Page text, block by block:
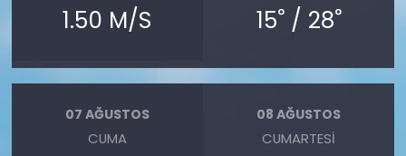
1.50 M/S 15°/ 28°
07 AĞUSTOS
CUMA
08 AĞUSTOS
CUMARTESI